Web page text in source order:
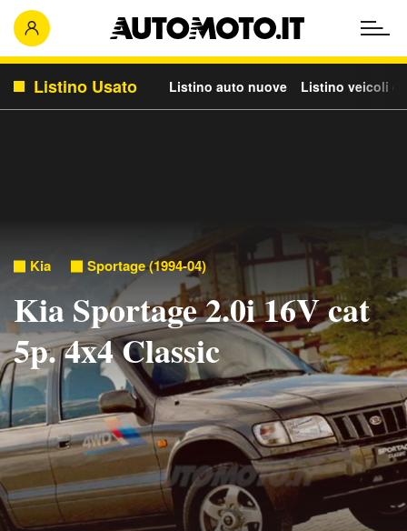
Listino Usato Listino auto nuove Listino veicoli
Kia Sportage (1994-04)
Kia Sportage 2.0i 16V cat
5p. 4x4 Classic